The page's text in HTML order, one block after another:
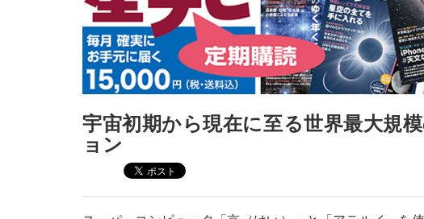
宇宙初期から現在に至る世界最大規
ョン